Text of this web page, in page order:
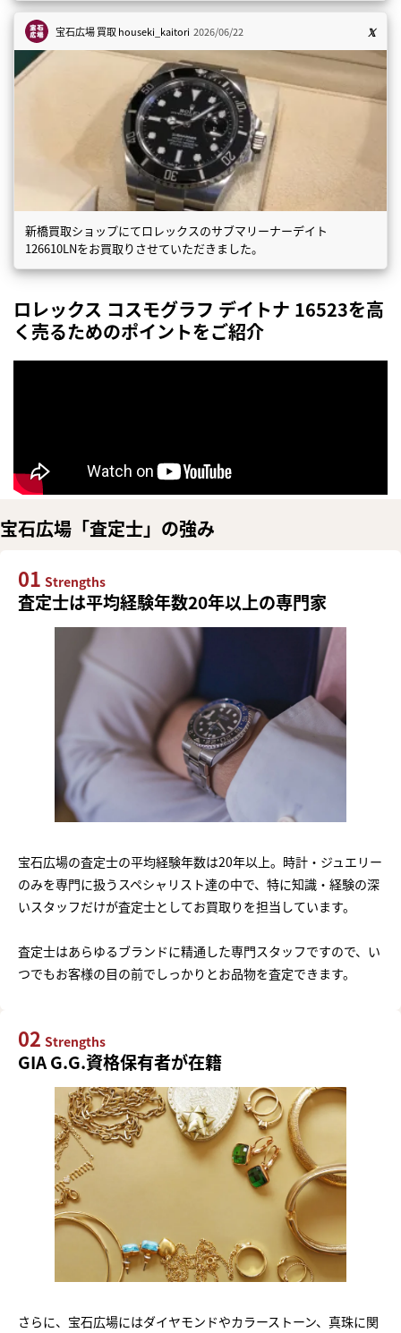
宝石広場 買取houseki_kaitori 2026/06/22
新橋買取ショップにてロレックスのサブマリーナーデイト
126610LNをお買取りさせていただきました。
ロレックス コスモグラフ デイトナ 16523を高
く売るためのポイントをご紹介
宝石広場「査定士」の強み
01 Strengths
査定士は平均経験年数20年以上の専門家
宝石広場の査定士の平均経験年数は20年以上。時計・ジュエリー
のみを専門に扱うスペシャリスト達の中で、特に知識・経験の深
いスタッフだけが査定士としてお買取りを担当しています。
査定士はあらゆるブランドに精通した専門スタッフですので、い
つでもお客様の目の前でしっかりとお品物を査定できます。
02 Strengths
GIA G.G.資格保有者が在籍
さらに、宝石広場にはダイヤモンドやカラーストーン、真珠に関